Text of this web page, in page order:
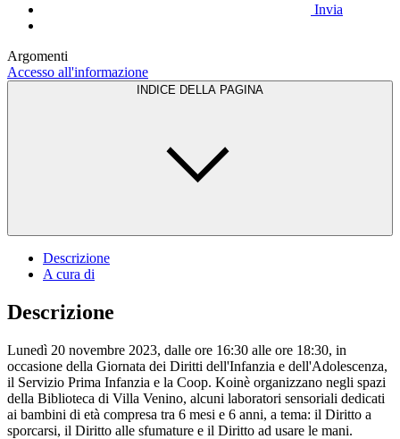
Invia
Argomenti
Accesso all'informazione
INDICE DELLA PAGINA
Descrizione
A cura di
Descrizione
Lunedì 20 novembre 2023, dalle ore 16:30 alle ore 18:30, in
occasione della Giornata dei Diritti dell'Infanzia e dell'Adolescenza,
il Servizio Prima Infanzia e la Coop. Koinè organizzano negli spazi
della Biblioteca di Villa Venino, alcuni laboratori sensoriali dedicati
ai bambini di età compresa tra 6 mesi e 6 anni, a tema: il Diritto a
sporcarsi, il Diritto alle sfumature e il Diritto ad usare le mani.